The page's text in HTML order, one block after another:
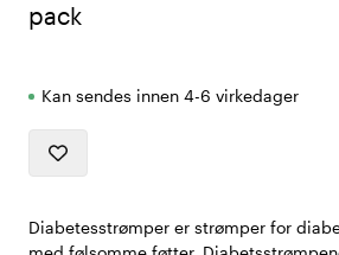
pack
Kan sendes innen 4-6 virkedager
Diabetesstrømper er strømper for